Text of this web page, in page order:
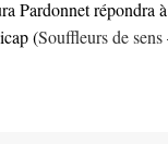
Pardonnet répondra
(Souffleurs de sens